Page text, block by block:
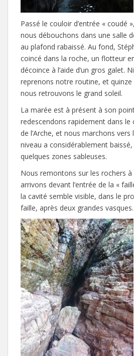
Passé le couloir d’entrée « coudé
nous débouchons dans une salle
au plafond rabaissé. Au fond,
coincé dans la roche, un flotteur
décoince à l’aide d’un gros galet.
reprenons notre routine, et
nous retrouvons le grand soleil.
La marée est à présent à son
redescendons rapidement dans le
de l’Arche, et nous marchons vers
niveau a considérablement
quelques zones sableuses.
Nous remontons sur les rochers
arrivons devant l’entrée de la «
la cavité semble visible, dans le
faille, après deux grandes vasques.